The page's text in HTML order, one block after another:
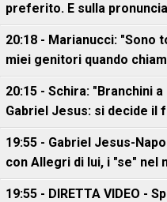
preferito. E sulla
20:18 - Marianucci:
miei genitori quando
20:15 - Schira: "Branchini
Gabriel Jesus: si decide il
19:55 - Gabriel Jesus-
con Allegri di lui, i "se" nel
19:55 - DIRETTA VIDEO -